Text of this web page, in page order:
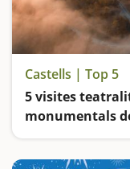
Castells | Top 5
5 visites
monumentals